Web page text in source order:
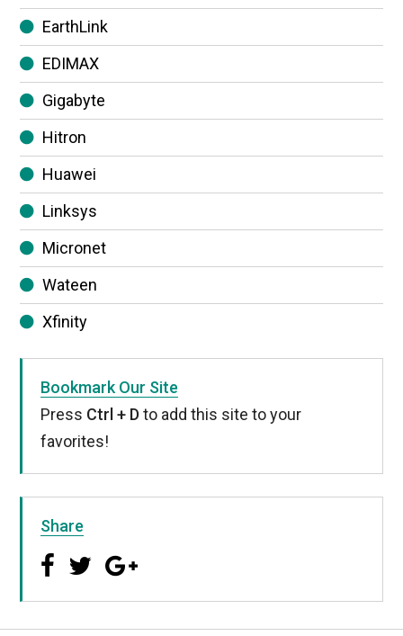
EarthLink
EDIMAX
Gigabyte
Hitron
Huawei
Linksys
Micronet
Wateen
Xfinity
Bookmark Our Site
Press Ctrl + Dto add this site to your
favorites!
Share